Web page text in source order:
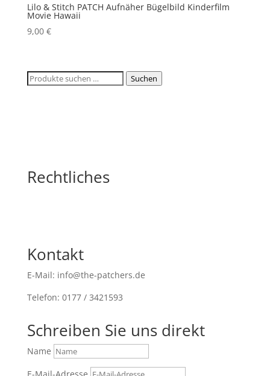
Lilo & Stitch PATCH Aufnäher Bügelbild Kinderfilm
Movie Hawaii
9,00 €
Suchen
Suchen
Rechtliches
Kontakt
E-Mail: info@the-patchers.de
Telefon: 0177 / 3421593
Schreiben Sie uns direkt
Name